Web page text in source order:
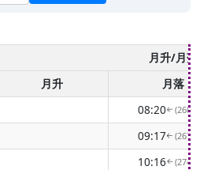
月升/月落
月升
月落
08:20↑(260°
09:17↑(267°
10:16↑(274°